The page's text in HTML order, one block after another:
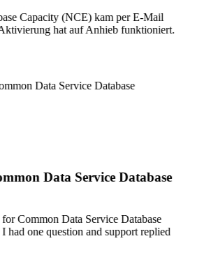
Capacity (NCE) kam per E-Mail
hat auf Anhieb funktioniert.
Data Service Database
Data Service Database
Common Data Service Database
one question and support replied